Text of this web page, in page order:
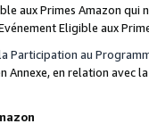
aux Primes Amazon qui
Eligible aux
Participation au
Annexe, en relation avec